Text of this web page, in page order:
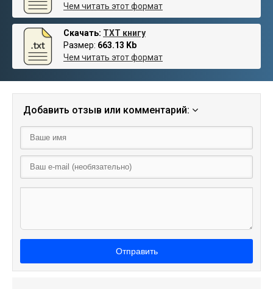
Чем читать этот формат
Скачать: TXT книгу
Размер: 663.13 Kb
Чем читать этот формат
Добавить отзыв или комментарий:
Отправить